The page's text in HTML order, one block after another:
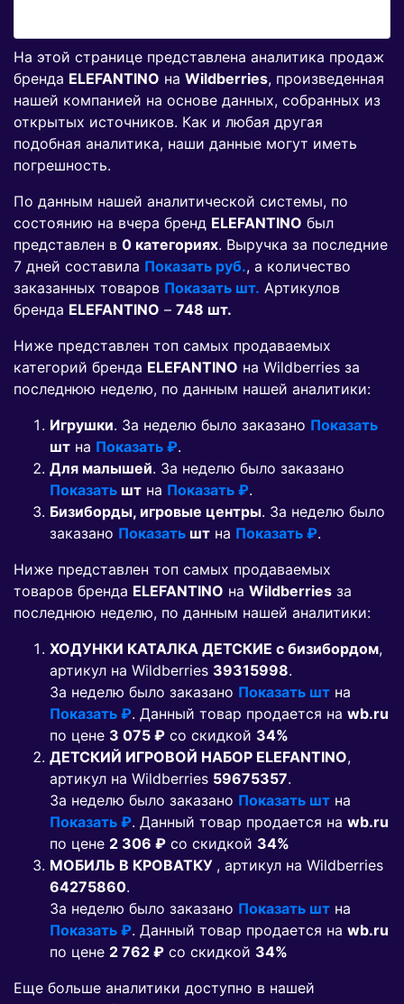
На этой странице представлена аналитика продаж
бренда ELEFANTINO на Wildberries, произведенная
нашей компанией на основе данных, собранных из
открытых источников. Как и любая другая
подобная аналитика, наши данные могут иметь
погрешность.
По данным нашей аналитической системы, по
состоянию на вчера бренд ELEFANTINO был
представлен в 0 категориях. Выручка за последние
7 дней составила Показать руб., а количество
заказанных товаров Показать шт. Артикулов
бренда ELEFANTINO – 748 шт.
Ниже представлен топ самых продаваемых
категорий бренда ELEFANTINO на Wildberries за
последнюю неделю, по данным нашей аналитики:
Игрушки. За неделю было заказано Показать
шт на Показать ₽.
Для малышей. За неделю было заказано
Показать шт на Показать ₽.
Бизиборды, игровые центры. За неделю было
заказано Показать шт на Показать ₽.
Ниже представлен топ самых продаваемых
товаров бренда ELEFANTINO на Wildberries за
последнюю неделю, по данным нашей аналитики:
ХОДУНКИ КАТАЛКА ДЕТСКИЕ с бизибордом,
артикул на Wildberries 39315998.
За неделю было заказано Показать шт на
Показать ₽. Данный товар продается на wb.ru
по цене 3 075 ₽ co скидкой 34%
ДЕТСКИЙ ИГРОВОЙ НАБОР ELEFANTINO,
артикул на Wildberries 59675357.
За неделю было заказано Показать шт на
Показать ₽. Данный товар продается на wb.ru
по цене 2 306 ₽ co скидкой 34%
МОБИЛЬ В КРОВАТКУ , артикул на Wildberries
64275860.
За неделю было заказано Показать шт на
Показать ₽. Данный товар продается на wb.ru
по цене 2 762 ₽ co скидкой 34%
Еще больше аналитики доступно в нашей